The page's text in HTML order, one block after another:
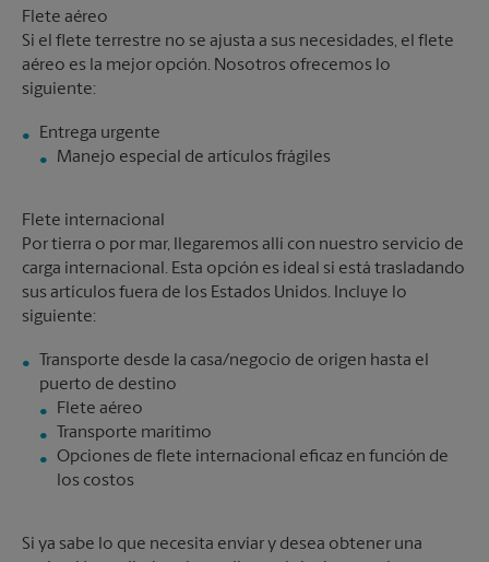
Flete aéreo
Si el flete terrestre no se ajusta a sus necesidades, el flete
aéreo es la mejor opción. Nosotros ofrecemos lo
siguiente:
Manejo especial de artículos frágiles
Flete internacional
Por tierra o por mar, llegaremos allí con nuestro servicio de
carga internacional. Esta opción es ideal si está trasladando
sus artículos fuera de los Estados Unidos. Incluye lo
siguiente:
Transporte desde la casa/negocio de origen hasta el
Flete aéreo
Transporte marítimo
Opciones de flete internacional eficaz en función de
los costos
Si ya sabe lo que necesita enviar y desea obtener una